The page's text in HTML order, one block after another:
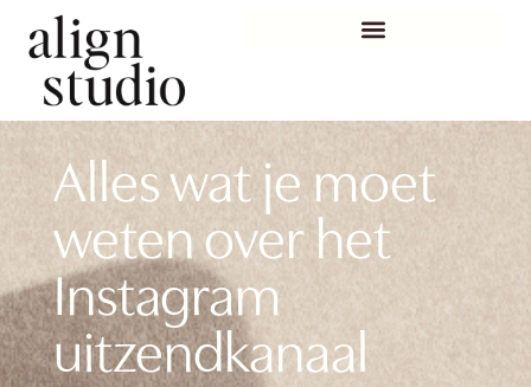
Alles wat je moet
weten over het
Instagram
uitzendkanaal